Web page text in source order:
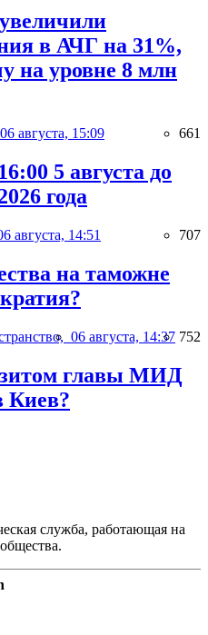
в АЧГ на 31%,
на уровне 8 млн
06 августа, 15:09 661
5 августа до
года
августа, 14:51 707
на таможне
06 августа, 14:37 752
главы МИД
Киев?
служба, работающая на